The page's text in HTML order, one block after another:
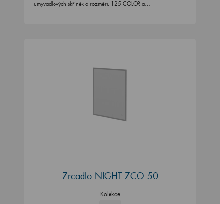
umyvadlových skříněk o rozměru 125 COLOR a…
Zrcadlo NIGHT ZCO 50
Kolekce